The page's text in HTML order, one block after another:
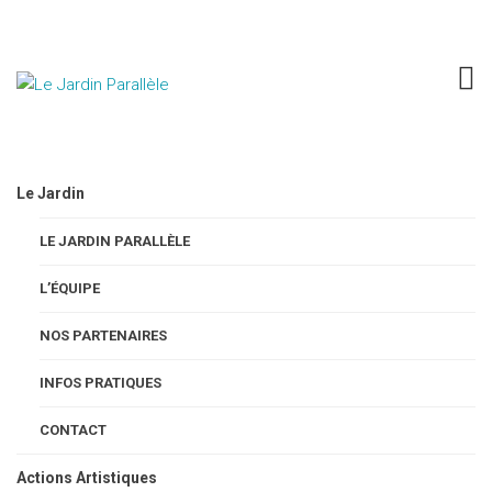
Le Jardin
LE JARDIN PARALLÈLE
L’ÉQUIPE
NOS PARTENAIRES
INFOS PRATIQUES
CONTACT
Actions Artistiques
Entrée libre